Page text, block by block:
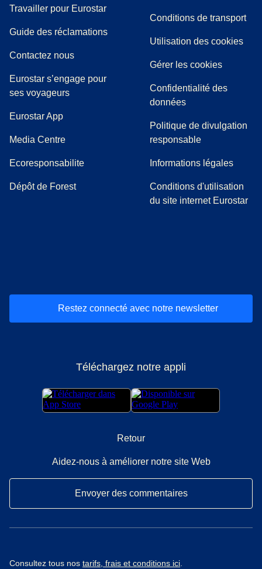
Travailler pour Eurostar
Guide des réclamations((
Contactez nous
Eurostar s’engage pour
ses voyageurs
Eurostar App
Media Centre( Ouvre un nouvel onglet)
Ecoresponsabilite
Dépôt de Forest
Conditions de transport
Utilisation des cookies
Gérer les cookies
Confidentialité des
données
Politique de divulgation
responsable
Informations légales
Conditions d'utilisation
du site internet Eurostar
Restez connecté avec notre newsletter
Téléchargez notre appli
Retour
Aidez-nous à améliorer notre site Web
Envoyer des commentaires
Consultez tous nos tarifs, frais et conditions ici